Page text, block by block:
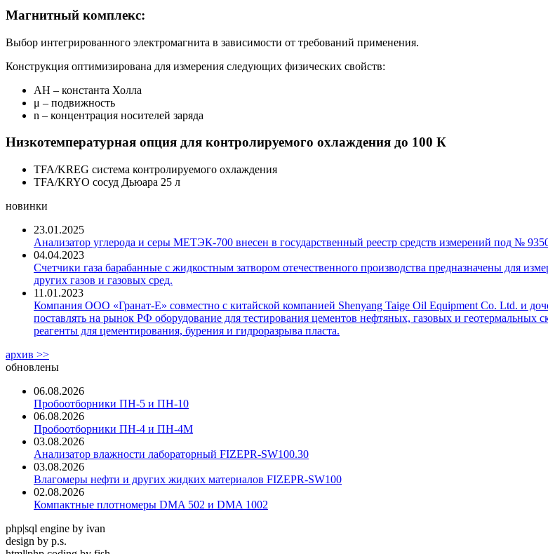
Магнитный комплекс:
Выбор интегрированного электромагнита в зависимости от требований применения.
Конструкция оптимизирована для измерения следующих физических свойств:
АН – константа Холла
μ – подвижность
n – концентрация носителей заряда
Низкотемпературная опция для контролируемого охлаждения до 100 К
TFA/KREG система контролируемого охлаждения
TFA/KRYO сосуд Дьюара 25 л
новинки
23.01.2025
Анализатор углерода и серы МЕТЭК-700 внесен в государственный реестр средств измерений под №
04.04.2023
Счетчики газа барабанные с жидкостным затвором отечественного производства предназначены для
других газов и газовых сред.
11.01.2023
Компания ООО «Гранат-Е» совместно с китайской компанией Shenyang Taige Oil Equipment Co. Ltd. и
поставлять на рынок РФ оборудование для тестирования цементов нефтяных, газовых и геотермальных
реагенты для цементирования, бурения и гидроразрыва пласта.
архив >>
обновлены
06.08.2026
Пробоотборники ПН-5 и ПН-10
06.08.2026
Пробоотборники ПН-4 и ПН-4М
03.08.2026
Анализатор влажности лабораторный FIZEPR-SW100.30
03.08.2026
Влагомеры нефти и других жидких материалов FIZEPR-SW100
02.08.2026
Компактные плотномеры DMA 502 и DMA 1002
php|sql engine by ivan
design by p.s.